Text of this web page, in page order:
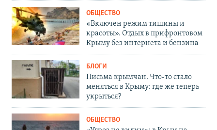
ОБЩЕСТВО
«Включен режим тишины и
красоты». Отдых в прифронтовом
Крыму без интернета и бензина
БЛОГИ
Письма крымчан. Что-то стало
меняться в Крыму: где же теперь
укрыться?
ОБЩЕСТВО